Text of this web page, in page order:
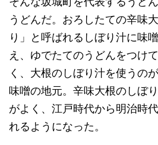
うどんだ。おろしたての辛味
り」と呼ばれるしぼり汁に味
え、ゆでたてのうどんをつけ
く、大根のしぼり汁を使うの
味噌の地元。辛味大根のしぼ
がよく、江戸時代から明治時
れるようになった。